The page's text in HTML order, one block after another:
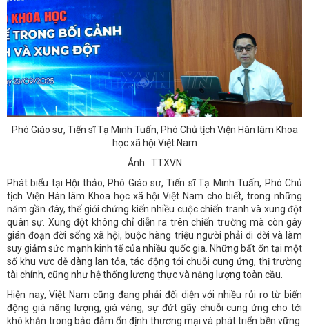
Phó Giáo sư, Tiến sĩ Tạ Minh Tuấn, Phó Chủ tịch Viện Hàn lâm Khoa
học xã hội Việt Nam
Ảnh : TTXVN
Phát biểu tại Hội thảo, Phó Giáo sư, Tiến sĩ Tạ Minh Tuấn, Phó Chủ
tịch Viện Hàn lâm Khoa học xã hội Việt Nam cho biết, trong những
năm gần đây, thế giới chứng kiến nhiều cuộc chiến tranh và xung đột
quân sự. Xung đột không chỉ diễn ra trên chiến trường mà còn gây
gián đoạn đời sống xã hội, buộc hàng triệu người phải di dời và làm
suy giảm sức mạnh kinh tế của nhiều quốc gia. Những bất ổn tại một
số khu vực dễ dàng lan tỏa, tác động tới chuỗi cung ứng, thị trường
tài chính, cũng như hệ thống lương thực và năng lượng toàn cầu.
Hiện nay, Việt Nam cũng đang phải đối diện với nhiều rủi ro từ biến
động giá năng lượng, giá vàng, sự đứt gãy chuỗi cung ứng cho tới
khó khăn trong bảo đảm ổn định thương mại và phát triển bền vững.